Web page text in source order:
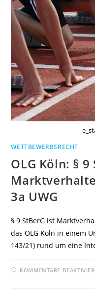
WETTBEWERBSRECHT
OLG Köln: § 9
3a UWG
§ 9 StBerG ist
das OLG Köln in einem
143/21) rund um eine
KOMMENTARE